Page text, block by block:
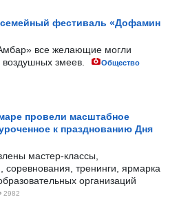
фестиваль «Дофамин
все желающие могли
воздушных змеев.
Общество
провели масштабное
к празднованию Дня
мастер-классы,
соревнования, тренинги, ярмарка
организаций
2982